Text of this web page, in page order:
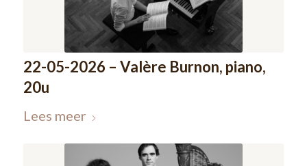
22-05-2026 – Valère Burnon, piano,
20u
Lees meer